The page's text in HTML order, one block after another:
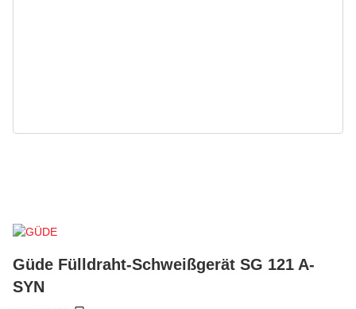
Güde Fülldraht-Schweißgerät SG 121 A-
SYN